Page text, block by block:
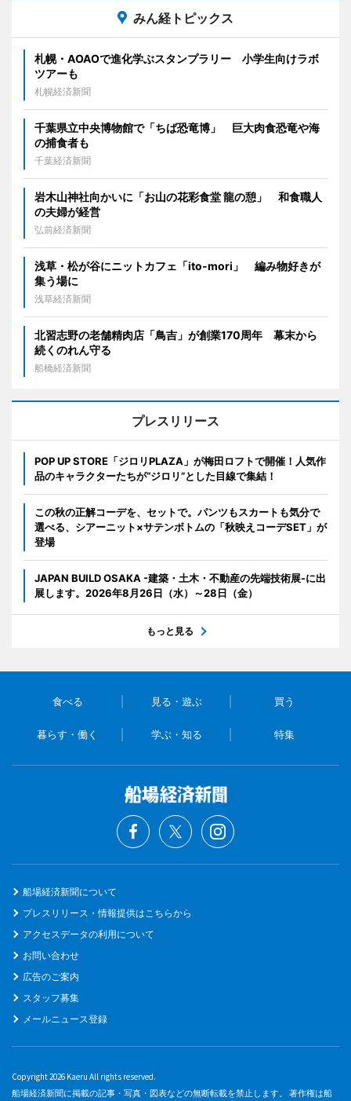
みん経トピックス
札幌・AOAOで進化学ぶスタンプラリー 小学生向けラボ
ツアーも
札幌経済新聞
千葉県立中央博物館で「ちば恐竜博」 巨大肉食恐竜や海
の捕食者も
千葉経済新聞
岩木山神社向かいに「お山の花彩食堂 龍の憩」 和食職人
の夫婦が経営
弘前経済新聞
浅草・松が谷にニットカフェ「ito-mori」 編み物好きが
集う場に
浅草経済新聞
北習志野の老舗精肉店「鳥吉」が創業170周年 幕末から
続くのれん守る
船橋経済新聞
プレスリリース
POP UP STORE「ジロリPLAZA」が梅田ロフトで開催！人気作
品のキャラクターたちが“ジロリ”とした目線で集結！
この秋の正解コーデを、セットで。パンツもスカートも気分で
選べる、シアーニット×サテンボトムの「秋映えコーデSET」が
登場
JAPAN BUILD OSAKA -建築・土木・不動産の先端技術展-に出
展します。2026年8月26日（水）～28日（金）
もっと見る
食べる 見る・遊ぶ 買う
暮らす・働く 学ぶ・知る 特集
船場経済新聞について
プレスリリース・情報提供はこちらから
アクセスデータの利用について
お問い合わせ
広告のご案内
スタッフ募集
メールニュース登録
Copyright 2026 Kaeru All rights reserved.
船場経済新聞に掲載の記事・写真・図表などの無断転載を禁止します。 著作権は船